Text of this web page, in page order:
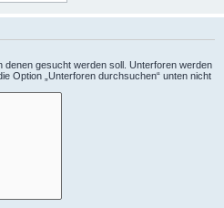
denen gesucht werden soll. Unterforen werden
Option „Unterforen durchsuchen“ unten nicht